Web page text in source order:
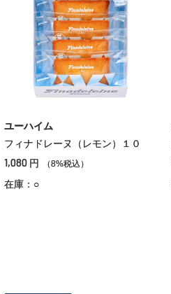
ユーハイム
フィナドレーヌ（レモン）１０
1,080 円 （8%税込）
在庫：○